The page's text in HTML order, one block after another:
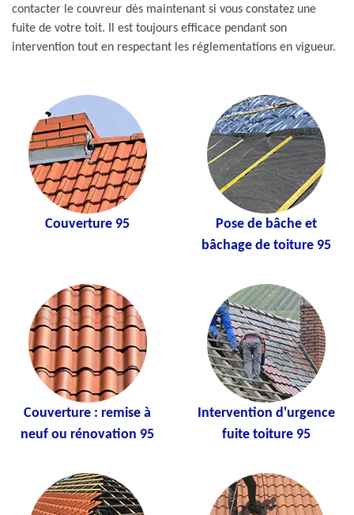
contacter le couvreur dès maintenant si vous constatez une
fuite de votre toit. Il est toujours efficace pendant son
intervention tout en respectant les réglementations en vigueur.
Couverture 95
Pose de bâche et
bâchage de toiture 95
Couverture : remise à
neuf ou rénovation 95
Intervention d'urgence
fuite toiture 95